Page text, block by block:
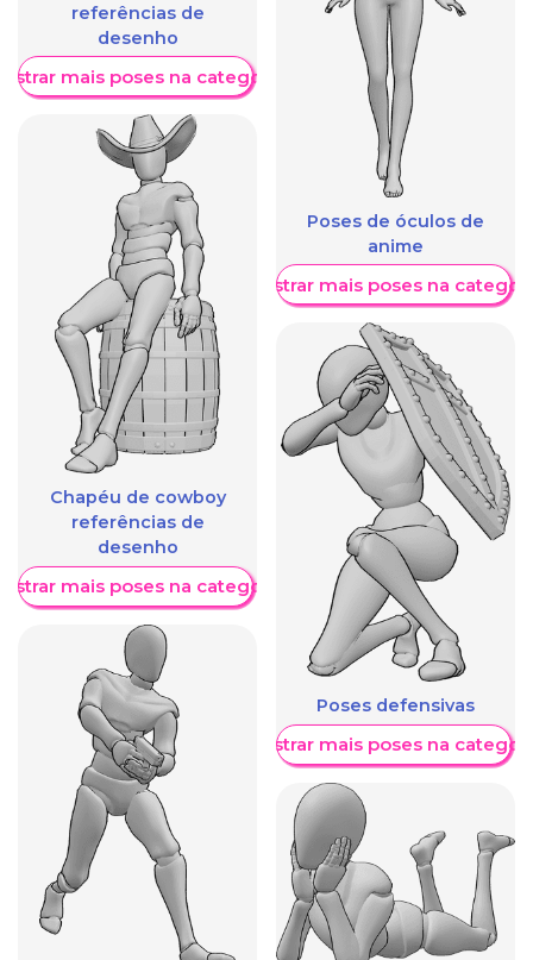
referências de
desenho
mais poses na categoria
Chapéu de cowboy
referências de
desenho
mais poses na categoria
Poses de óculos de
anime
Mostrar mais poses na
Poses defensivas
Mostrar mais poses na